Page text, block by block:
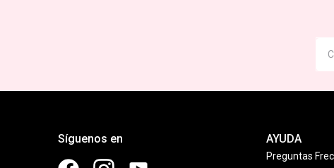
Síguenos en AYUDA
Preguntas